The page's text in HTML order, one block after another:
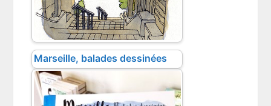
Marseille, balades dessinées